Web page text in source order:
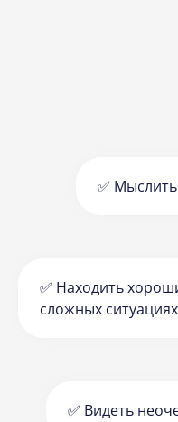
✅
✅ Находить
сложных ситуациях
✅ Видеть